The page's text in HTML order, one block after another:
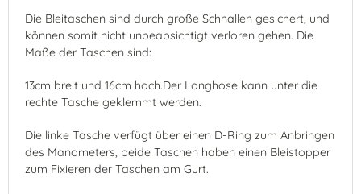
Die Bleitaschen sind durch große Schnallen gesichert, und
können somit nicht unbeabsichtigt verloren gehen. Die
Maße der Taschen sind:
13cm breit und 16cm hoch.Der Longhose kann unter die
rechte Tasche geklemmt werden.
Die linke Tasche verfügt über einen D-Ring zum Anbringen
des Manometers, beide Taschen haben einen Bleistopper
zum Fixieren der Taschen am Gurt.